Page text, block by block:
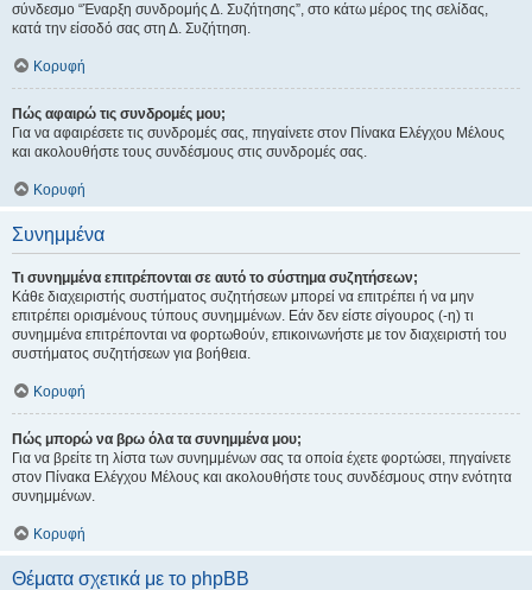
σύνδεσμο “Έναρξη συνδρομής Δ. Συζήτησης”, στο κάτω μέρος της σελίδας,
κατά την είσοδό σας στη Δ. Συζήτηση.
Κορυφή
Πώς αφαιρώ τις συνδρομές μου;
Για να αφαιρέσετε τις συνδρομές σας, πηγαίνετε στον Πίνακα Ελέγχου Μέλους
και ακολουθήστε τους συνδέσμους στις συνδρομές σας.
Κορυφή
Συνημμένα
Τι συνημμένα επιτρέπονται σε αυτό το σύστημα συζητήσεων;
Κάθε διαχειριστής συστήματος συζητήσεων μπορεί να επιτρέπει ή να μην
επιτρέπει ορισμένους τύπους συνημμένων. Εάν δεν είστε σίγουρος (-η) τι
συνημμένα επιτρέπονται να φορτωθούν, επικοινωνήστε με τον διαχειριστή του
συστήματος συζητήσεων για βοήθεια.
Κορυφή
Πώς μπορώ να βρω όλα τα συνημμένα μου;
Για να βρείτε τη λίστα των συνημμένων σας τα οποία έχετε φορτώσει, πηγαίνετε
στον Πίνακα Ελέγχου Μέλους και ακολουθήστε τους συνδέσμους στην ενότητα
συνημμένων.
Κορυφή
Θέματα σχετικά με το phpBB